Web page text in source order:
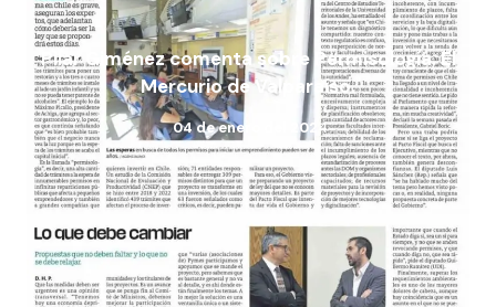
Pilar Giménez comenta sobre Permisología. El
Mercurio de Valparaíso.
04 de enero del 202 4